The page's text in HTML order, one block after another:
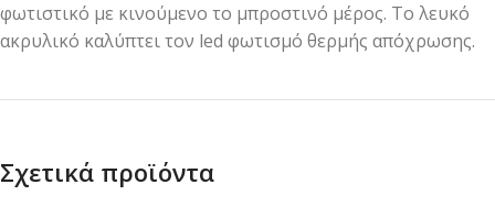
φωτιστικό με κινούμενο το μπροστινό μέρος. Το λευκό
ακρυλικό καλύπτει τον led φωτισμό θερμής απόχρωσης.
Σχετικά προϊόντα